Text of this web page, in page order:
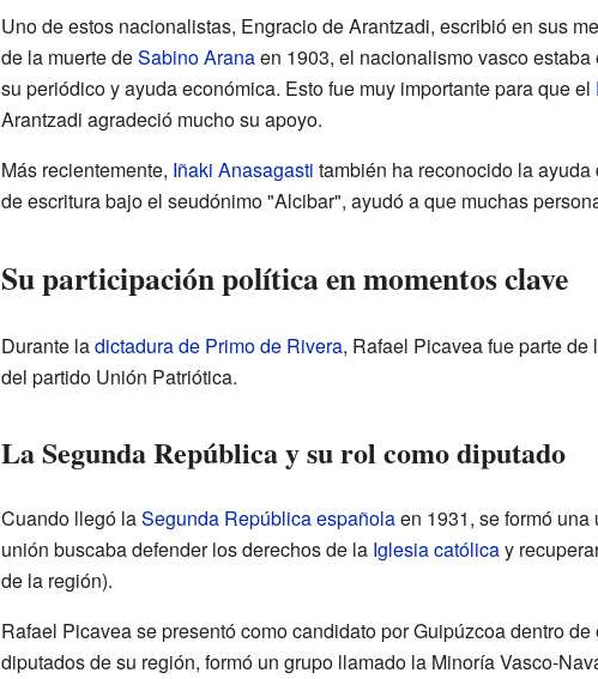
Uno de estos nacionalistas, Engracio de Arantzadi, escribió en sus
de la muerte deSabino Aranaen 1903, el nacionalismo vasco
su periódico y ayuda económica. Esto fue muy importante para que el
Arantzadi agradeció mucho su apoyo.
Más recientemente, Iñaki Anasagasti también ha reconocido la
de escritura bajo el seudónimo "Alcibar", ayudó a que muchas
Su participación política en momentos clave
Durante ladictadura de Primo de Rivera, Rafael Picavea fue parte de
del partido Unión Patriótica.
La Segunda República y su rol como diputado
Cuando llegó laSegunda República españolaen 1931, se formó una
unión buscaba defender los derechos de la Iglesia católicay
de la región).
Rafael Picavea se presentó como candidato por Guipúzcoa dentro
diputados de su región, formó un grupo llamado la Minoría Vasco-